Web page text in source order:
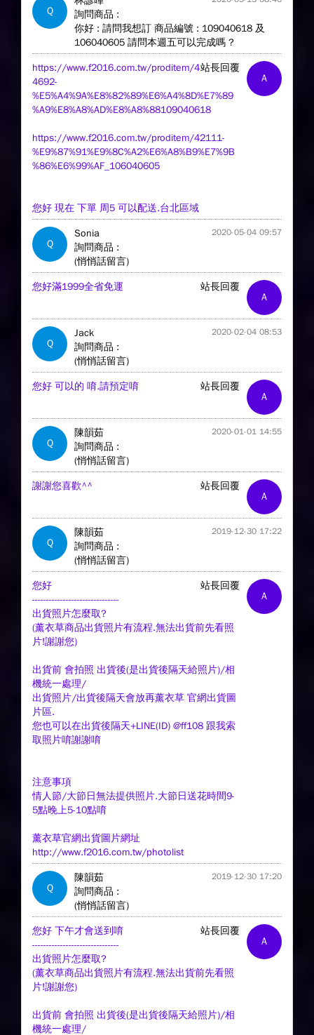
Q
詢問商品 :
你好 : 請問我想訂 商品編號 : 109040618 及
106040605 請問本週五可以完成嗎 ?
A
站長回覆
https://www.f2016.com.tw/proditem/4
4692-
%E5%A4%9A%E8%82%89%E6%A4%8D%E7%89
%A9%E8%A8%AD%E8%A8%88109040618
https://www.f2016.com.tw/proditem/42111-
%E9%87%91%E9%8C%A2%E6%A8%B9%E7%9B
%86%E6%99%AF_106040605
您好 現在 下單 周5 可以配送.台北區域
Q
Sonia 2020-05-04 09:57
詢問商品 :
(悄悄話留言)
A
站長回覆
您好滿1999全省免運
Q
Jack 2020-02-04 08:53
詢問商品 :
(悄悄話留言)
A
站長回覆
您好 可以的 唷.請預定唷
Q
陳韻茹 2020-01-01 14:55
詢問商品 :
(悄悄話留言)
A
站長回覆
謝謝您喜歡^^
Q
陳韻茹 2019-12-30 17:22
詢問商品 :
(悄悄話留言)
A
站長回覆
您好
-------------------------------
出貨照片怎麼取?
(薰衣草商品出貨照片有流程.無法出貨前先看照
片!謝謝您)
出貨前 會拍照 出貨後(是出貨後隔天給照片)/相
機統一處理/
出貨照片/出貨後隔天會放再薰衣草 官網出貨圖
片區.
您也可以在出貨後隔天+LINE(ID) @ff108 跟我索
取照片唷謝謝唷
注意事項
情人節/大節日無法提供照片.大節日送花時間9-
5點晚上5-10點唷
薰衣草官網出貨圖片網址
http://www.f2016.com.tw/photolist
Q
陳韻茹 2019-12-30 17:20
詢問商品 :
(悄悄話留言)
A
站長回覆
您好 下午才會送到唷
-------------------------------
出貨照片怎麼取?
(薰衣草商品出貨照片有流程.無法出貨前先看照
片!謝謝您)
出貨前 會拍照 出貨後(是出貨後隔天給照片)/相
機統一處理/